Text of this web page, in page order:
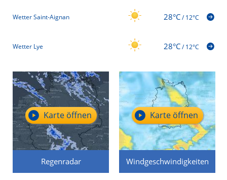
Wetter Saint-Aignan 28°C/12°C
Wetter Lye 28°C/12°C
Regenradar
Karte öffnen
Windgeschwindigkeiten
Karte öffnen